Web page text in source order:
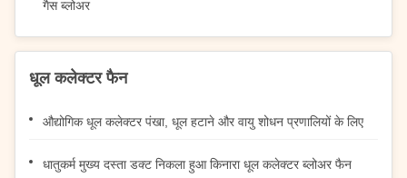
गैस ब्लोअर
धूल कलेक्टर फैन
औद्योगिक धूल कलेक्टर पंखा, धूल हटाने और वायु शोधन प्रणालियों के लिए
धातुकर्म मुख्य दस्ता डक्ट निकला हुआ किनारा धूल कलेक्टर ब्लोअर फैन